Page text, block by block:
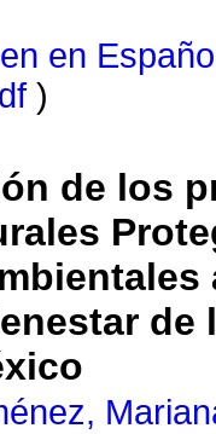
en
)
de los
de